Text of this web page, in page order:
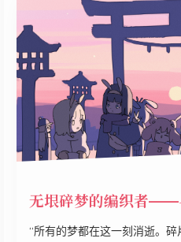
无垠碎梦的编织者——
“所有的梦都在这一刻消逝。